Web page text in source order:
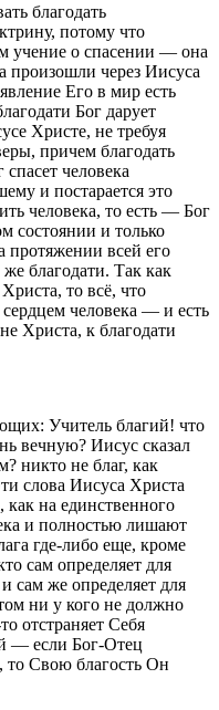
благодать
потому что
учение о спасении — она
произошли через Иисуса
Его в мир есть
Бог дарует
Христе, не требуя
причем благодать
человека
и постарается это
человека, то есть — Бог
состоянии и только
протяжении всей его
благодати. Так как
то всё, что
человека — и есть
Христа, к благодати
Учитель благий! что
вечную? Иисус сказал
никто не благ, как
слова Иисуса Христа
на единственного
и полностью лишают
где-либо еще, кроме
сам определяет для
сам же определяет для
ни у кого не должно
отстраняет Себя
— если Бог-Отец
то Свою благость Он